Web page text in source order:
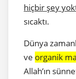
hiçbir şey
sıcaktı.
Dünya
ve organik
Allah’ın